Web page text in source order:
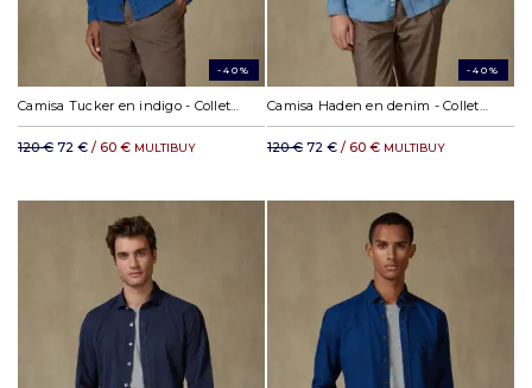
-40%
Camisa Tucker en indigo - Colletto button-down
120 € 72 € / 60 € MULTIBUY
-40%
Camisa Haden en denim - Colletto button-down
120 € 72 € / 60 € MULTIBUY